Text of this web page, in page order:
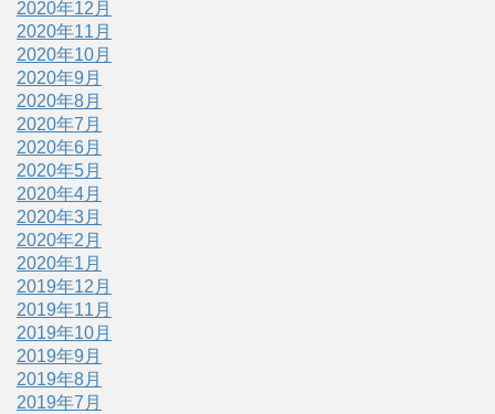
2020年12月
2020年11月
2020年10月
2020年9月
2020年8月
2020年7月
2020年6月
2020年5月
2020年4月
2020年3月
2020年2月
2020年1月
2019年12月
2019年11月
2019年10月
2019年9月
2019年8月
2019年7月